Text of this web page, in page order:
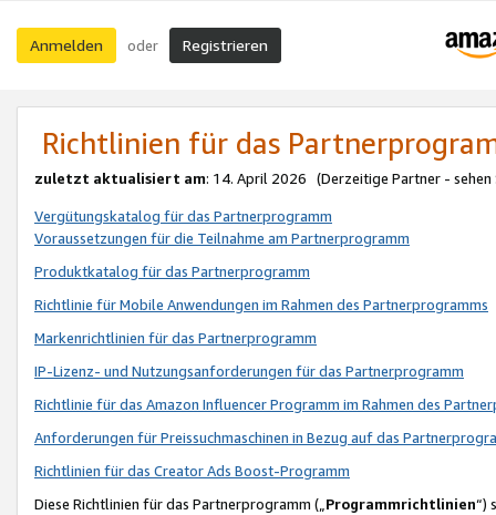
Anmelden oder Registrieren
Richtlinien für das
zuletzt aktualisiert am: 14. April 2026 (Derzeitige Partner - sehen
Vergütungskatalog für das Partnerprogramm
Voraussetzungen für die Teilnahme am Partnerprogramm
Produktkatalog für das Partnerprogramm
Richtlinie für Mobile Anwendungen im Rahmen des Partnerprogramms
Markenrichtlinien für das Partnerprogramm
IP-Lizenz- und Nutzungsanforderungen für das Partnerprogramm
Richtlinie für das Amazon Influencer Programm im Rahmen des
Anforderungen für Preissuchmaschinen in Bezug auf das
Richtlinien für das Creator Ads Boost-Programm
Diese Richtlinien für das Partnerprogramm („Programmrichtlinien“)